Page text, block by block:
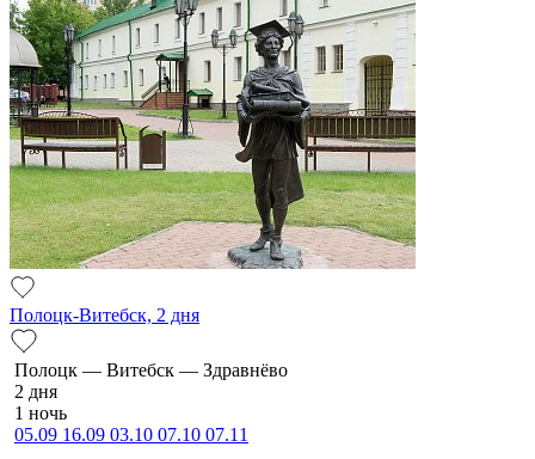
Полоцк-Витебск, 2 дня
По­лоцк — Ви­тебск — Здравнёво
2 дня
1 ночь
05.09 16.09 03.10 07.10 07.11